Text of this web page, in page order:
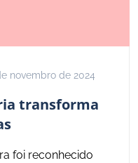
novembro de 2024
transforma
foi reconhecido